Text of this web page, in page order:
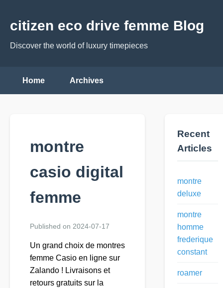
citizen eco drive femme Blog
Discover the world of luxury timepieces
Home Archives
montre
casio digital
femme
Published on 2024-07-17
Un grand choix de montres
femme Casio en ligne sur
Zalando ! Livraisons et
retours gratuits sur la
Recent
Articles
montre
deluxe
montre
homme
frederique
constant
roamer